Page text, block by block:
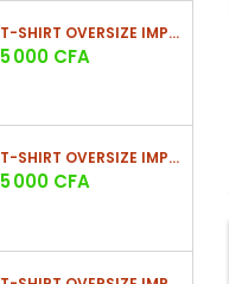
T-SHIRT OVERSIZE IMPRIMÉ STREETWEAR
Prix
5 000 CFA
T-SHIRT OVERSIZE IMPRIMÉ STREETWEAR
Prix
5 000 CFA